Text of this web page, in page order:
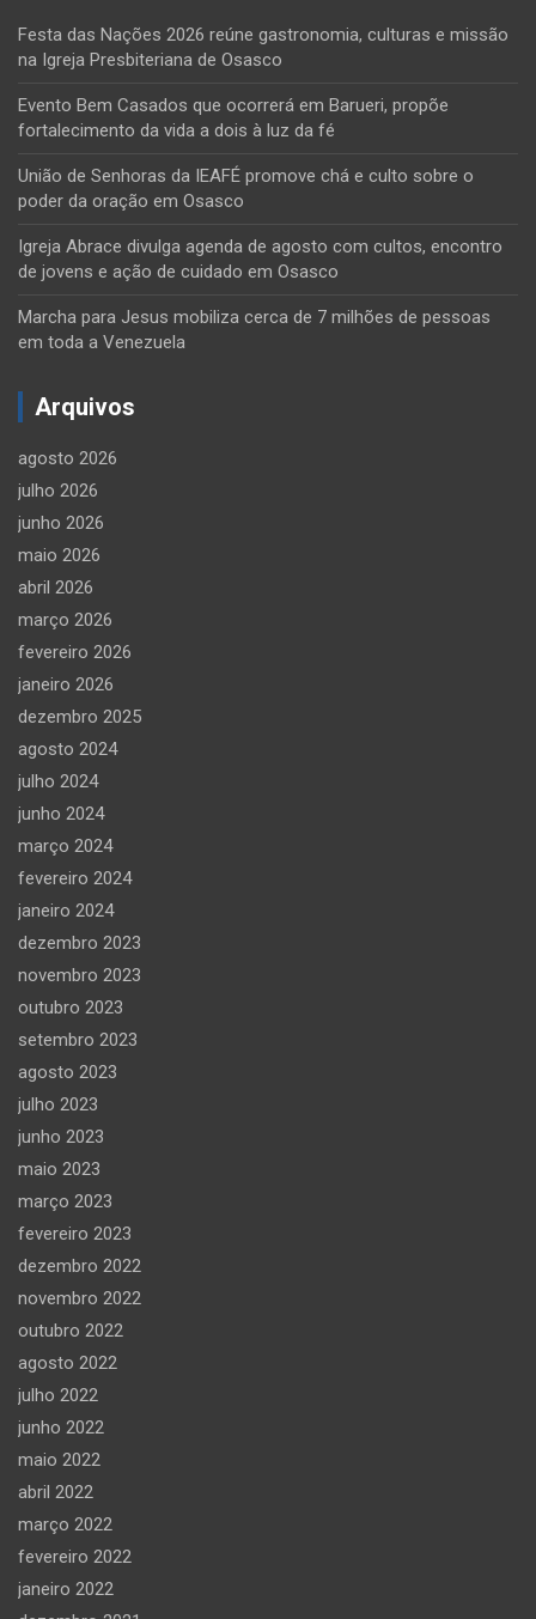
Festa das Nações 2026 reúne gastronomia, culturas e missão
na Igreja Presbiteriana de Osasco
Evento Bem Casados que ocorrerá em Barueri, propõe
fortalecimento da vida a dois à luz da fé
União de Senhoras da IEAFÉ promove chá e culto sobre o
poder da oração em Osasco
Igreja Abrace divulga agenda de agosto com cultos, encontro
de jovens e ação de cuidado em Osasco
Marcha para Jesus mobiliza cerca de 7 milhões de pessoas
em toda a Venezuela
Arquivos
agosto 2026
julho 2026
junho 2026
maio 2026
abril 2026
março 2026
fevereiro 2026
janeiro 2026
dezembro 2025
agosto 2024
julho 2024
junho 2024
março 2024
fevereiro 2024
janeiro 2024
dezembro 2023
novembro 2023
outubro 2023
setembro 2023
agosto 2023
julho 2023
junho 2023
maio 2023
março 2023
fevereiro 2023
dezembro 2022
novembro 2022
outubro 2022
agosto 2022
julho 2022
junho 2022
maio 2022
abril 2022
março 2022
fevereiro 2022
janeiro 2022